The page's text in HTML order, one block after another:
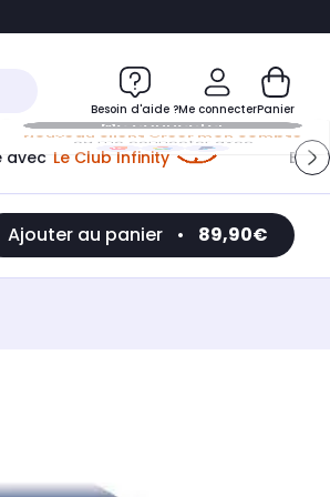
au chatbot
Besoin d'aide ?Me connecter
Me connecter
Nouveau clientCréer mon compte
ou me connecter avec
Panier
avec Le Club Infinity
Ajouter au panier • 89,90€